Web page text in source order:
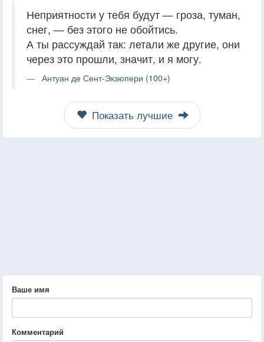
Неприятности у тебя будут — гроза, туман,
снег, — без этого не обойтись.
А ты рассуждай так: летали же другие, они
через это прошли, значит, и я могу.
Антуан де Сент-Экзюпери (100+)
Показать лучшие
Ваше имя
Комментарий